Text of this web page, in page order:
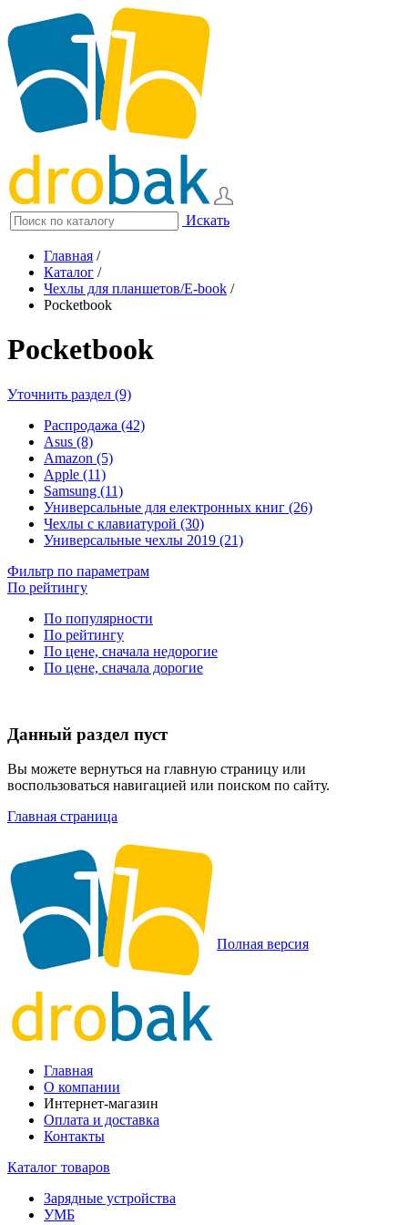
Искать
Главная /
Каталог /
Чехлы для планшетов/E-book /
Pocketbook
Pocketbook
Уточнить раздел (9)
Распродажа (42)
Asus (8)
Amazon (5)
Apple (11)
Samsung (11)
Универсальные для електронных книг (26)
Чехлы с клавиатурой (30)
Универсальные чехлы 2019 (21)
Фильтр по параметрам
По рейтингу
По популярности
По рейтингу
По цене, сначала недорогие
По цене, сначала дорогие
Данный раздел пуст
Вы можете вернуться на главную страницу или
воспользоваться навигацией или поиском по сайту.
Главная страница
Полная версия
Главная
О компании
Интернет-магазин
Оплата и доставка
Контакты
Каталог товаров
Зарядные устройства
УМБ